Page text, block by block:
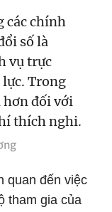
các chính
số là
vụ trực
Trong
hơn đối với
thích nghi.
quan đến việc
tham gia của